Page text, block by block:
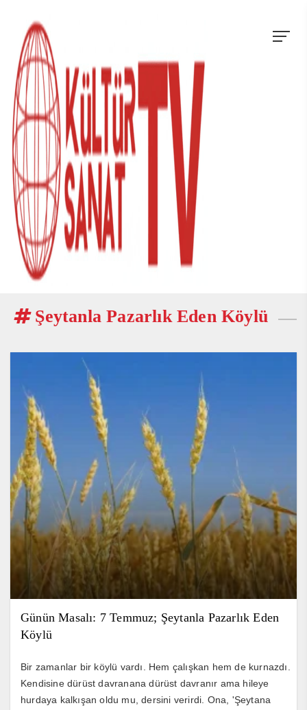
Şeytanla Pazarlık Eden Köylü
Günün Masalı: 7 Temmuz; Şeytanla Pazarlık Eden
Köylü
Bir zamanlar bir köylü vardı. Hem çalışkan hem de kurnazdı.
Kendisine dürüst davranana dürüst davranır ama hileye
hurdaya kalkışan oldu mu, dersini verirdi. Ona, 'Şeytana